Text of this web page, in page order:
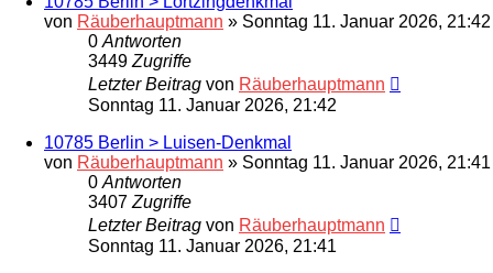
von Räuberhauptmann » Sonntag 11. Januar 2026, 21:42
0 Antworten
3449 Zugriffe
Letzter Beitrag von Räuberhauptmann
Sonntag 11. Januar 2026, 21:42
10785 Berlin > Luisen-Denkmal
von Räuberhauptmann » Sonntag 11. Januar 2026, 21:41
0 Antworten
3407 Zugriffe
Letzter Beitrag von Räuberhauptmann
Sonntag 11. Januar 2026, 21:41